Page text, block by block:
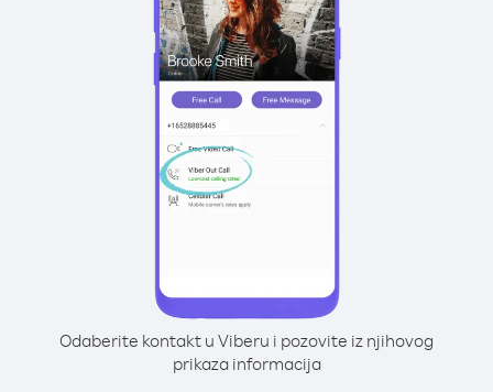
Odaberite kontakt u Viberu i pozovite iz njihovog
prikaza informacija